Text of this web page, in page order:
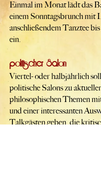
Einmal im Monat lädt das
einem Sonntagsbrunch mit
anschließendem Tanztee
ein.
politischer Salon
Viertel- oder halbjährlich
politische Salons zu
philosophischen Themen
und einer interessanten
Talkgästen geben, die